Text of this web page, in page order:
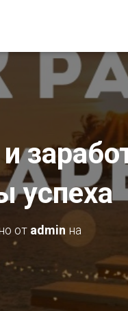
успеха
от admin на